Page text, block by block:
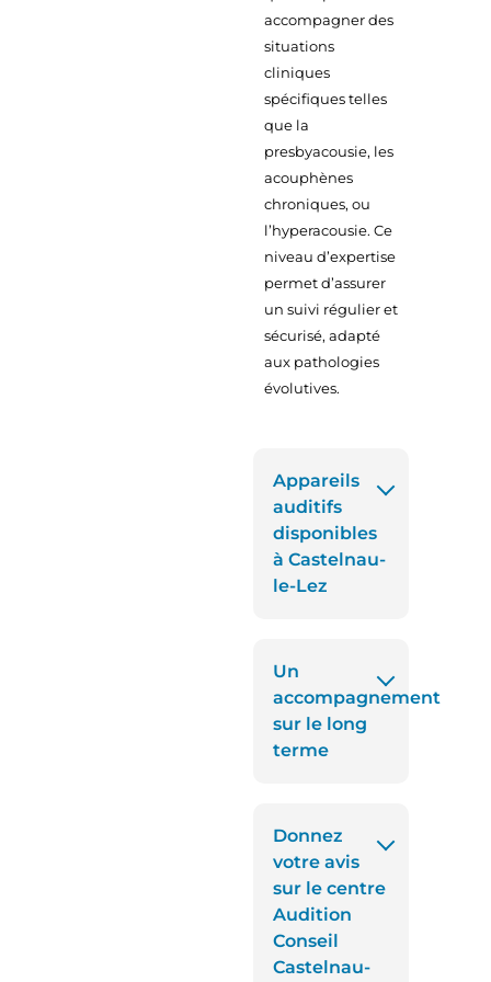
accompagner des
situations
cliniques
spécifiques telles
que la
presbyacousie, les
acouphènes
chroniques, ou
l’hyperacousie. Ce
niveau d’expertise
permet d’assurer
un suivi régulier et
sécurisé, adapté
aux pathologies
évolutives.
Appareils
auditifs
disponibles
à Castelnau-
le-Lez
Un
accompagnement
sur le long
terme
Donnez
votre avis
sur le centre
Audition
Conseil
Castelnau-